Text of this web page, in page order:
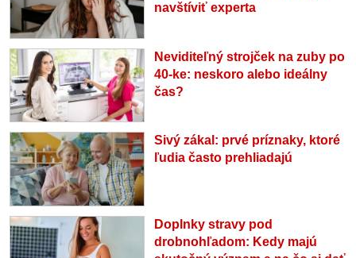
navštíviť experta
Neviditeľný strojček na zuby po
40-ke: neskoro alebo ideálny
čas?
Sivý zákal: prvé príznaky, ktoré
ľudia často prehliadajú
Doplnky stravy pod
drobnohľadom: Kedy majú